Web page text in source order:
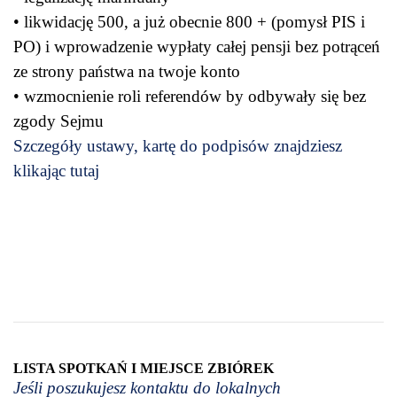
• likwidację 500, a już obecnie 800 + (pomysł PIS i
PO) i wprowadzenie wypłaty całej pensji bez potrąceń
ze strony państwa na twoje konto
• wzmocnienie roli referendów by odbywały się bez
zgody Sejmu
Szczegóły ustawy, kartę do podpisów znajdziesz
klikając tutaj
LISTA SPOTKAŃ I MIEJSCE ZBIÓREK
Jeśli poszukujesz kontaktu do lokalnych